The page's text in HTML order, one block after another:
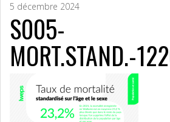
5 décembre 2024
S005-
MORT.STAND.-